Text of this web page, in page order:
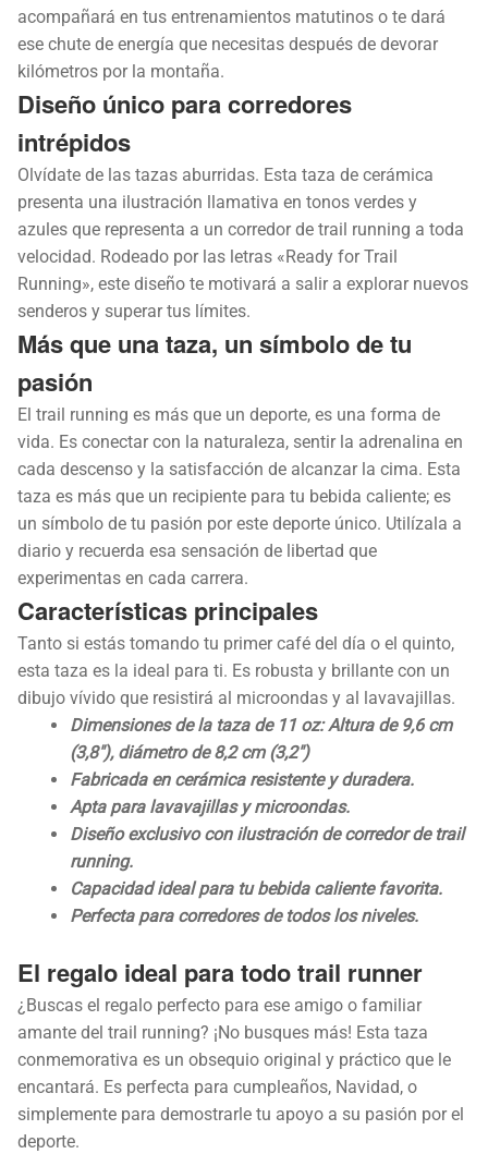
acompañará en tus entrenamientos matutinos o te dará
ese chute de energía que necesitas después de devorar
kilómetros por la montaña.
Diseño único para corredores
intrépidos
Olvídate de las tazas aburridas. Esta taza de cerámica
presenta una ilustración llamativa en tonos verdes y
azules que representa a un corredor de trail running a toda
velocidad. Rodeado por las letras «Ready for Trail
Running», este diseño te motivará a salir a explorar nuevos
senderos y superar tus límites.
Más que una taza, un símbolo de tu
pasión
El trail running es más que un deporte, es una forma de
vida. Es conectar con la naturaleza, sentir la adrenalina en
cada descenso y la satisfacción de alcanzar la cima. Esta
taza es más que un recipiente para tu bebida caliente; es
un símbolo de tu pasión por este deporte único. Utilízala a
diario y recuerda esa sensación de libertad que
experimentas en cada carrera.
Características principales
Tanto si estás tomando tu primer café del día o el quinto,
esta taza es la ideal para ti. Es robusta y brillante con un
dibujo vívido que resistirá al microondas y al lavavajillas.
Dimensiones de la taza de 11 oz: Altura de 9,6 cm
(3,8″), diámetro de 8,2 cm (3,2″)
Fabricada en cerámica resistente y duradera.
Apta para lavavajillas y microondas.
Diseño exclusivo con ilustración de corredor de trail
running.
Capacidad ideal para tu bebida caliente favorita.
Perfecta para corredores de todos los niveles.
El regalo ideal para todo trail runner
¿Buscas el regalo perfecto para ese amigo o familiar
amante del trail running? ¡No busques más! Esta taza
conmemorativa es un obsequio original y práctico que le
encantará. Es perfecta para cumpleaños, Navidad, o
simplemente para demostrarle tu apoyo a su pasión por el
deporte.